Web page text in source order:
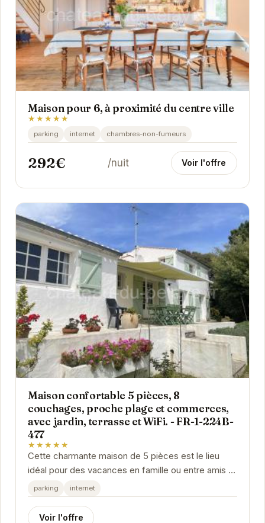
Maison pour 6, à proximité du centre ville
★★★★★
parking internet chambres-non-fumeurs
292€ /nuit Voir l'offre
Maison confortable 5 pièces, 8
couchages, proche plage et commerces,
avec jardin, terrasse et WiFi. - FR-1-224B-
477
★★★★★
Cette charmante maison de 5 pièces est le lieu
idéal pour des vacances en famille ou entre amis à
Noirmoutier-en-l'Île. Sa proximité avec la...
parking internet
Voir l'offre